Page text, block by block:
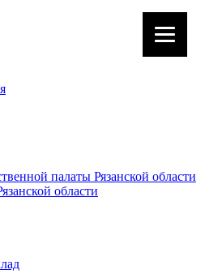
палаты Рязанской области
области